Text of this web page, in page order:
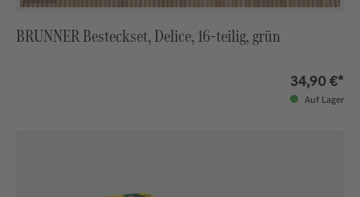
BRUNNER Besteckset, Delice, 16-teilig, grün
34,90 €*
Auf Lager